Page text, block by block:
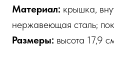
Материал: крышка,
нержавеющая сталь;
Размеры: высота 17,9